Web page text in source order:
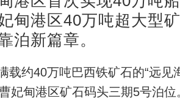
甸港区40万吨超大型
泊新篇章。
载约40万吨巴西铁矿石的“远见
曹妃甸港区矿石码头三期5号